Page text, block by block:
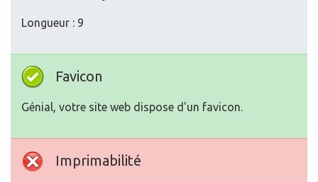
Longueur : 9
Favicon
Génial, votre site web dispose d'un favicon.
Imprimabilité